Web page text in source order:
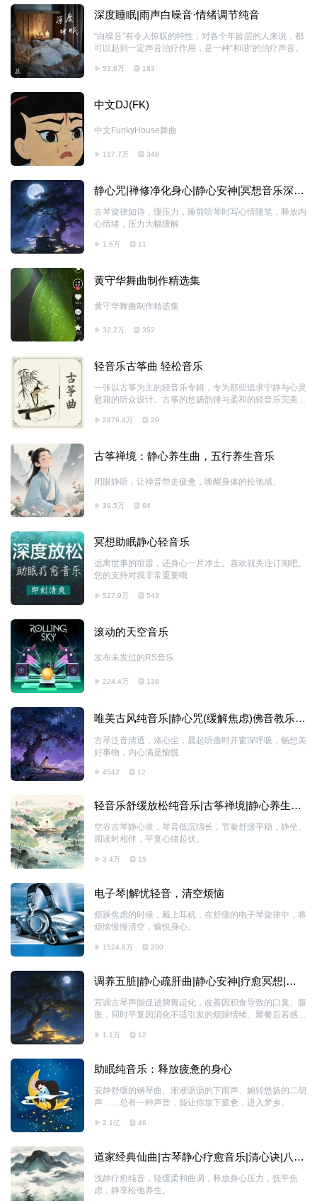
深度睡眠|雨声白噪音·情绪调节纯音
“白噪音”有令人惊叹的特性，对各个年龄层的人来说，都
可以起到一定声音治疗作用，是一种“和谐”的治疗声音。
53.6万 183
中文DJ(FK)
中文FunkyHouse舞曲
117.7万 348
静心咒|禅修净化身心|静心安神|冥想音乐深度
古琴旋律如诗，缓压力，睡前听琴时写心情随笔，释放内
心情绪，压力大幅缓解
1.6万 11
黄守华舞曲制作精选集
黄守华舞曲制作精选集
32.2万 352
轻音乐古筝曲 轻松音乐
一张以古筝为主的轻音乐专辑，专为那些追求宁静与心灵
慰藉的听众设计。古筝的悠扬韵律与柔和的轻音乐完美融
一段美丽的故事，带你走进一个悠远、古朴的世界，感受
2476.4万 20
古筝禅境：静心养生曲，五行养生音乐
闭眼静听，让禅音带走疲惫，唤醒身体的松弛感。
39.5万 64
冥想助眠静心轻音乐
远离世事的喧嚣，还身心一片净土。喜欢就关注订阅吧。
您的支持对我非常重要哦
527.9万 543
滚动的天空音乐
发布未发过的RS音乐
224.4万 138
唯美古风纯音乐|静心咒(缓解焦虑)佛音教乐|
古琴泛音清透，涤心尘，晨起听曲时开窗深呼吸，畅想美
好事物，内心满是愉悦
4542 12
轻音乐舒缓放松纯音乐|古筝禅境|静心养生曲|
空谷古琴静心录，琴音低沉绵长，节奏舒缓平稳，静坐、
阅读时相伴，平复心绪起伏。
3.4万 15
电子琴|解忧轻音，清空烦恼
烦躁焦虑的时候，戴上耳机，在舒缓的电子琴旋律中，将
烦恼慢慢清空，愉悦身心。
1524.8万 200
调养五脏|静心疏肝曲|静心安神|疗愈冥想|国
宫调古琴声能促进脾胃运化，改善因积食导致的口臭、腹
胀，同时平复因消化不适引发的烦躁情绪。聚餐后若感觉
帮助食物消化。
1.1万 12
助眠纯音乐：释放疲惫的身心
安静舒缓的钢琴曲、淅淅沥沥的下雨声、婉转悠扬的二胡
声……总有一种声音，能让你放下疲惫，进入梦乡。
2.1亿 46
道家经典仙曲|古琴静心疗愈音乐|清心诀|八大
浅静疗愈纯音，轻缓柔和曲调，释放身心压力，抚平焦
虑，静享松弛养生。